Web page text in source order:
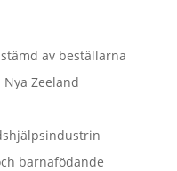
av beställarna
Zeeland
barnafödande